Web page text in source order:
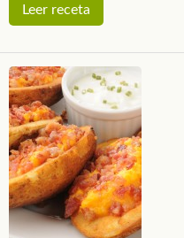
Leer receta